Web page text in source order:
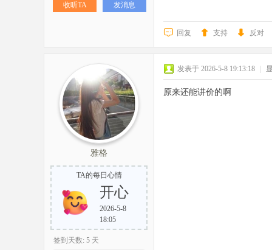
收听TA 发消息
回复 支持 反对
雅格
TA的每日心情
开心
2026-5-8
18:05
签到天数: 5 天
发表于 2026-5-8 19:13:18
原来还能讲价的啊